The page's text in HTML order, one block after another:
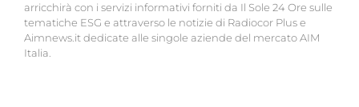
arricchirà con i servizi informativi forniti da Il Sole 24 Ore sulle
tematiche ESG e attraverso le notizie di Radiocor Plus e
Aimnews.it dedicate alle singole aziende del mercato AIM
Italia.